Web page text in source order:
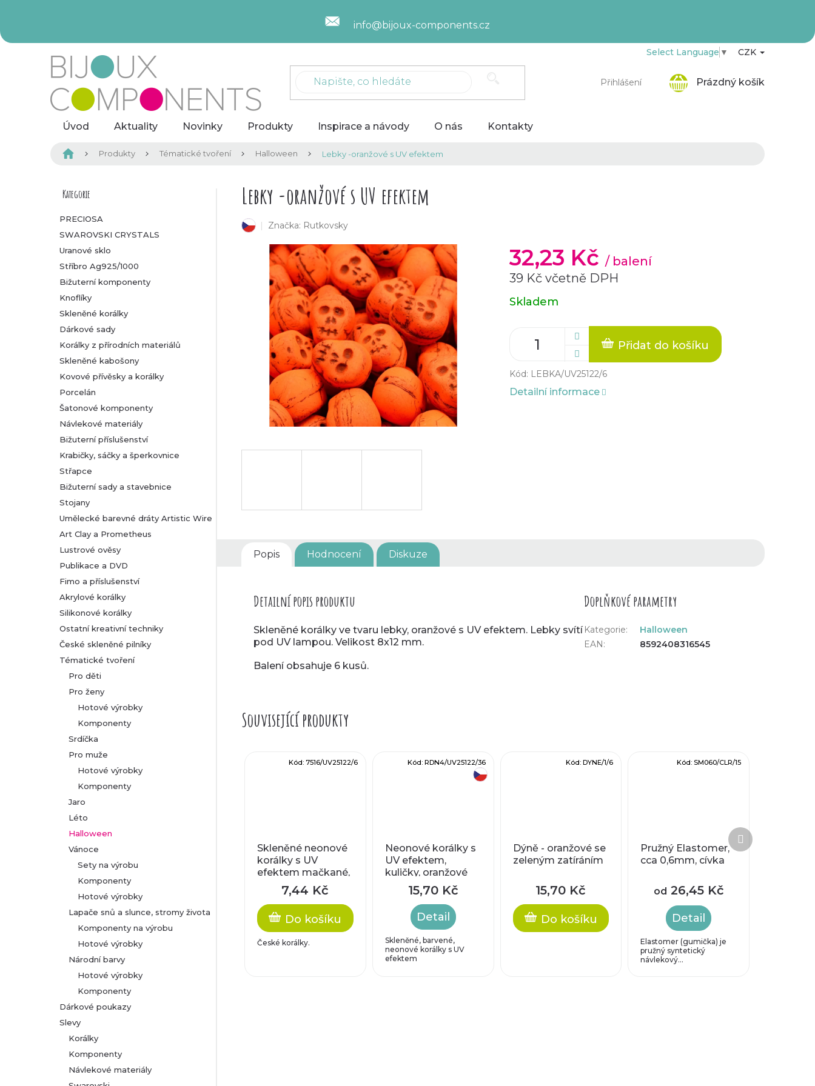
info@bijoux-components.cz
Přihlášení
Select Language ▼ CZK
Prázdný košík
Úvod Aktuality Novinky Produkty Inspirace a návody O nás Kontakty
Domů Produkty Tématické tvoření Halloween Lebky -oranžové s UV efektem
P
o
s
t
r
a
n
n
í
p
a
n
e
l
Přeskočit
Kategorie
PRECIOSA
SWAROVSKI CRYSTALS
Uranové sklo
Stříbro Ag925/1000
Bižuterní komponenty
Knoflíky
Skleněné korálky
Dárkové sady
Korálky z přírodních materiálů
Skleněné kabošony
Kovové přívěsky a korálky
Porcelán
Šatonové komponenty
Návlekové materiály
Bižuterní příslušenství
Krabičky, sáčky a šperkovnice
Střapce
Bižuterní sady a stavebnice
Stojany
Umělecké barevné dráty Artistic Wire
Art Clay a Prometheus
Lustrové ověsy
Publikace a DVD
Fimo a příslušenství
Akrylové korálky
Silikonové korálky
Ostatní kreativní techniky
České skleněné pilníky
Tématické tvoření
Pro děti
Pro ženy
Hotové výrobky
Komponenty
Srdíčka
Pro muže
Hotové výrobky
Komponenty
Jaro
Léto
Halloween
Vánoce
Sety na výrobu
Komponenty
Hotové výrobky
Lapače snů a slunce, stromy života
Komponenty na výrobu
Hotové výrobky
Národní barvy
Hotové výrobky
Komponenty
Dárkové poukazy
Slevy
Korálky
Komponenty
Návlekové materiály
Lebky -oranžové s UV efektem
Značka: Rutkovsky
32,23 Kč / balení
39 Kč včetně DPH
Měrná
cena:
Skladem
Přidat do košíku
Kód: LEBKA/UV25122/6
Detailní informace
Popis Hodnocení Diskuze
Detailní popis produktu
Skleněné korálky ve tvaru lebky, oranžové s UV efektem. Lebky svítí
pod UV lampou. Velikost 8x12 mm.
Balení obsahuje 6 kusů.
Doplňkové parametry
Kategorie:
Halloween
EAN: 8592408316545
Související produkty
Skleněné neonové
korálky s UV
efektem mačkané,
dvoudírkové
čtverečky styl Tile,
oranžové
7,44 Kč
Do košíku
České korálky.
Kód: 7516/UV25122/6
Neonové korálky s
UV efektem,
kuličky, oranžové
15,70 Kč
Detail
Skleněné, barvené,
neonové korálky s UV
efektem
Kód: RDN4/UV25122/36
Dýně - oranžové se
zeleným zatíráním
15,70 Kč
Do košíku
Kód:DYNE/1/6
Pružný Elastomer,
cca 0,6mm, cívka
od 26,45 Kč
Detail
Elastomer (gumička) je
pružný syntetický
návlekový...
Kód: SM060/CLR/15
Další
produkt